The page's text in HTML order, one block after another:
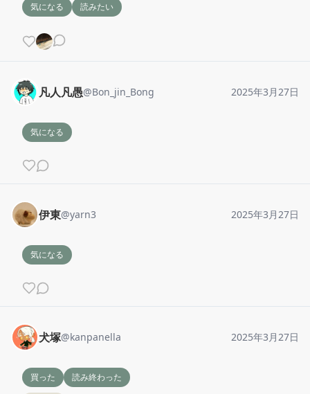
気になる 読みたい
凡人凡愚@Bon_jin_Bong 2025年3月27日
気になる
伊東@yarn3 2025年3月27日
気になる
犬塚@kanpanella 2025年3月27日
買った
読み終わった